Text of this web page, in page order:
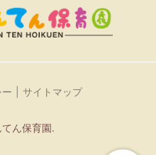
サイトマップ
ん保育園.